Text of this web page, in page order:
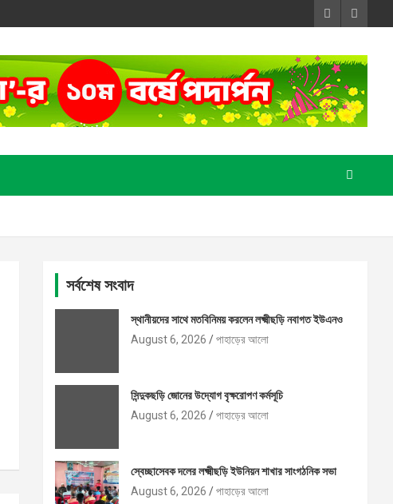
সর্বশেষ সংবাদ
স্থানীয়দের সাথে মতবিনিময় করলেন লক্ষ্মীছড়ি নবাগত ইউএনও
August 6, 2026
পাহাড়ের আলো
সিন্দুকছড়ি জোনের উদ্যোগ বৃক্ষরোপণ কর্মসূচি
August 6, 2026
পাহাড়ের আলো
স্বেচ্ছাসেবক দলের লক্ষ্মীছড়ি ইউনিয়ন শাখার সাংগঠনিক সভা
August 6, 2026
পাহাড়ের আলো